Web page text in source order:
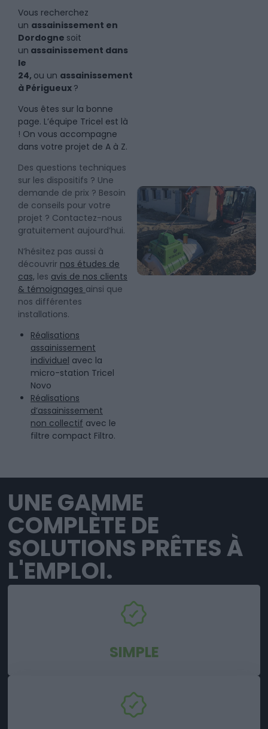
Vous recherchez
un assainissement en
Dordogne soit
un assainissement dans
le
24, ou un assainissement
à Périgueux ?
Vous êtes sur la bonne
page. L’équipe Tricel est là
! On vous accompagne
dans votre projet de A à Z.
Des questions techniques
sur les dispositifs ? Une
demande de prix ? Besoin
de conseils pour votre
projet ? Contactez-nous
gratuitement aujourd’hui.
N’hésitez pas aussi à
découvrir nos études de
cas, les avis de nos clients
& témoignages ainsi que
nos différentes
installations.
Réalisations
assainissement
individuel avec la
micro-station Tricel
Novo
Réalisations
d’assainissement
non collectif avec le
filtre compact Filtro.
UNE GAMME
COMPLÈTE DE
SOLUTIONS PRÊTES À
L'EMPLOI.
SIMPLE